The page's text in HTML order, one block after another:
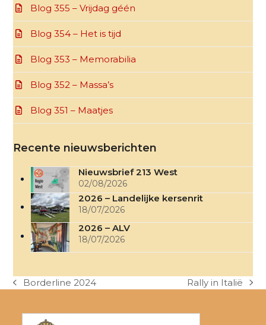
Blog 355 – Vrijdag géén
Blog 354 – Het is tijd
Blog 353 – Memorabilia
Blog 352 – Massa’s
Blog 351 – Maatjes
Recente nieuwsberichten
Nieuwsbrief 213 West
02/08/2026
2026 – Landelijke kersenrit
18/07/2026
2026 – ALV
18/07/2026
previous
Borderline 2024
next
Rally in Italië